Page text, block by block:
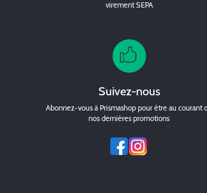
virement SEPA
Suivez-nous
Abonnez-vous à Prismashop pour être au courant
nos dernières promotions